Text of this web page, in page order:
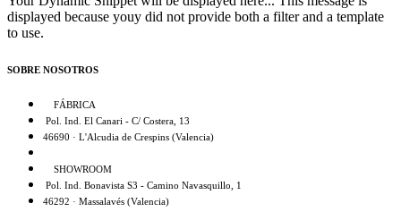
displayed because youy did not provide both a filter and a template
to use.
SOBRE NOSOTROS
FÁBRICA
Pol. Ind. El Canari - C/ Costera, 13
46690 · L'Alcudia de Crespins (Valencia)
SHOWROOM
Pol. Ind. Bonavista S3 - Camino Navasquillo, 1
46292 · Massalavés (Valencia)